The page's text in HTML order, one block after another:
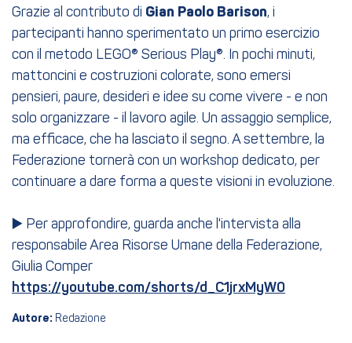
Grazie al contributo di Gian Paolo Barison, i
partecipanti hanno sperimentato un primo esercizio
con il metodo LEGO® Serious Play®. In pochi minuti,
mattoncini e costruzioni colorate, sono emersi
pensieri, paure, desideri e idee su come vivere - e non
solo organizzare - il lavoro agile. Un assaggio semplice,
ma efficace, che ha lasciato il segno. A settembre, la
Federazione tornerà con un workshop dedicato, per
continuare a dare forma a queste visioni in evoluzione.
▶️ Per approfondire, guarda anche l'intervista alla
responsabile Area Risorse Umane della Federazione,
Giulia Comper
https://youtube.com/shorts/d_C1jrxMyW0
Autore: Redazione